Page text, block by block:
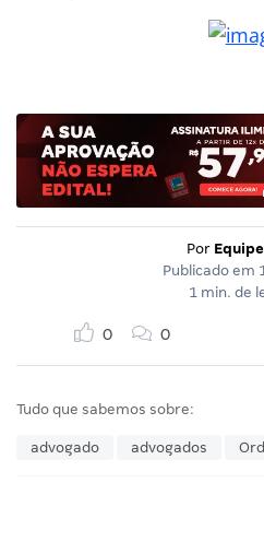
Por
Publicado em
1 min. de
0 0
Tudo que sabemos sobre:
advogado advogados